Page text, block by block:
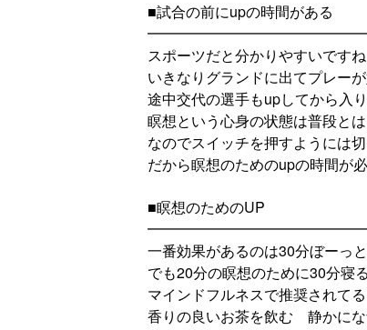
■試合の前にupの時間がある
スポーツだと分かりやすいですね
いきなりグランドに出てプレー
途中交代の選手もupしてから入
瞑想という心身の状態は普段と
なのでスイッチを押すようには
だから瞑想のためのupの時間が
■瞑想のためのUP
一番効果があるのは30分ぼーっ
でも20分の瞑想のために30分寝
マインドフルネスで推奨されて
香りの良いお茶を飲む 静かに